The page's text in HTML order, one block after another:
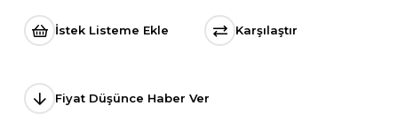
İstek Listeme Ekle Karşılaştır
Fiyat Düşünce Haber Ver